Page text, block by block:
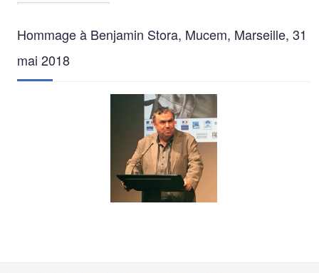
Hommage à Benjamin Stora, Mucem, Marseille, 31
mai 2018